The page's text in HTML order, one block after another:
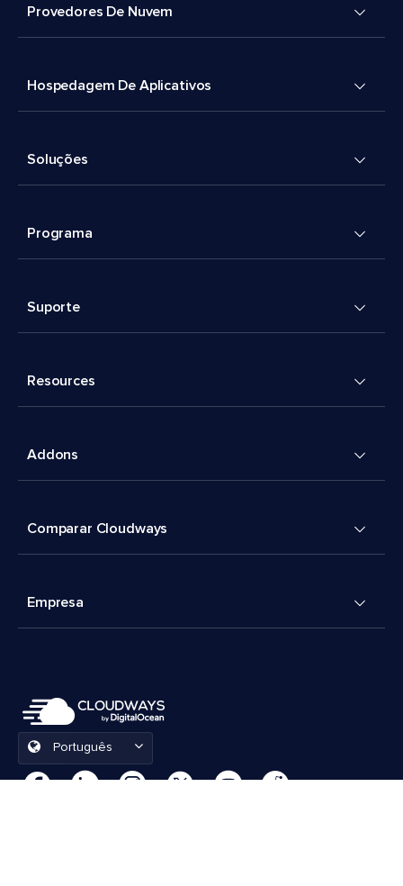
Provedores De Nuvem
Hospedagem De Aplicativos
Soluções
Programa
Suporte
Resources
Addons
Comparar Cloudways
Empresa
Português